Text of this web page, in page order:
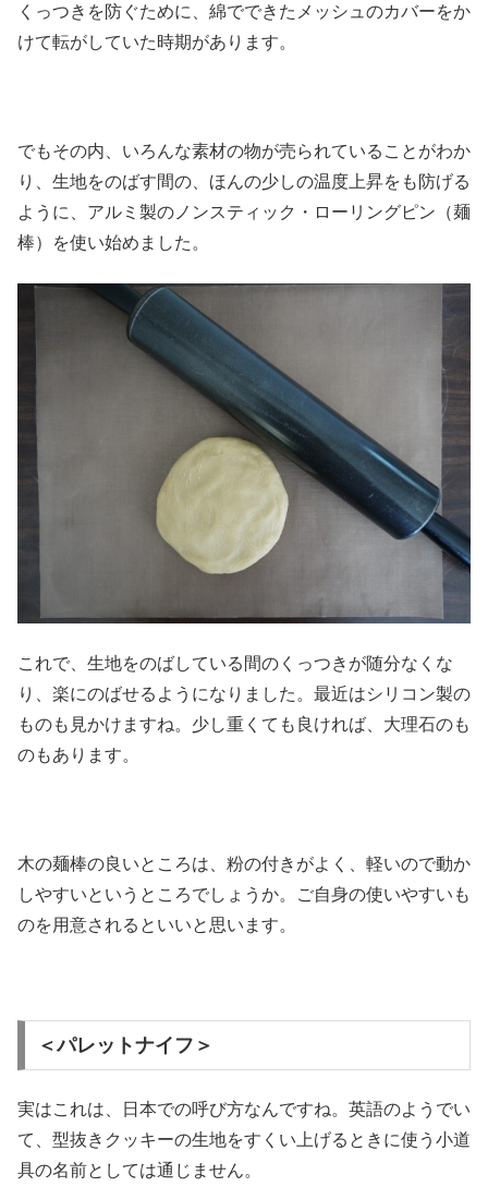
くっつきを防ぐために、綿でできたメッシュのカバーをか
けて転がしていた時期があります。
でもその内、いろんな素材の物が売られていることがわか
り、生地をのばす間の、ほんの少しの温度上昇をも防げる
ように、アルミ製のノンスティック・ローリングピン（麺
棒）を使い始めました。
これで、生地をのばしている間のくっつきが随分なくな
り、楽にのばせるようになりました。最近はシリコン製の
ものも見かけますね。少し重くても良ければ、大理石のも
のもあります。
木の麺棒の良いところは、粉の付きがよく、軽いので動か
しやすいというところでしょうか。ご自身の使いやすいも
のを用意されるといいと思います。
＜パレットナイフ＞
実はこれは、日本での呼び方なんですね。英語のようでい
て、型抜きクッキーの生地をすくい上げるときに使う小道
具の名前としては通じません。